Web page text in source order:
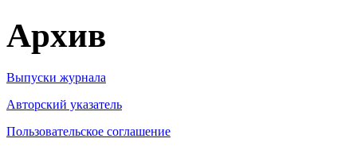
Архив
Выпуски журнала
Авторский указатель
Пользовательское соглашение